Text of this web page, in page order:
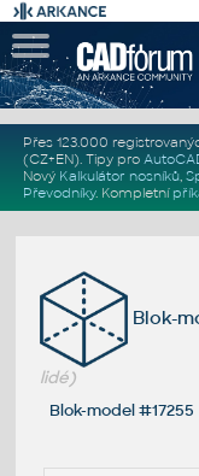
Přes 123.000
(CZ+EN). Tipy pro
Nový Kalkulátor nosníků,
Převodníky. Kompletní
Blok-
lidé)
Blok-model #17255